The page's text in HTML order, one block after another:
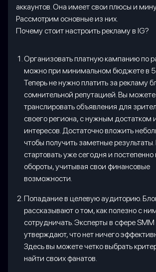
аккаунтов. Она имеет свои плюсы и
Рассмотрим основные из них.
Почему стоит настроить рекламу в IG?
Организовать платную кампанию по
можно при минимальном бюджете в
Теперь не нужно платить за рекламу
сомнительной репутацией. Вы можете
транслировать объявления для
своего региона, с нужным достатком
интересов. Достаточно вложить
чтобы получить заметные
стартовать уже сегодня и постепенно
обороты, учитывая свои финансовые
возможности.
Попадание в целевую аудиторию.
рассказывают о том, как полезно с
сотрудничать. Эксперты в сфере SMM
утверждают, что нет ничего
Здесь вы можете четко выбрать
найти своих фанатов.